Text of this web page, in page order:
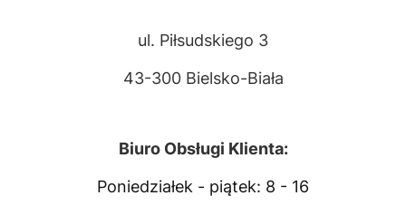
ul. Piłsudskiego 3
43-300 Bielsko-Biała
Biuro Obsługi Klienta:
Poniedziałek - piątek: 8 - 16